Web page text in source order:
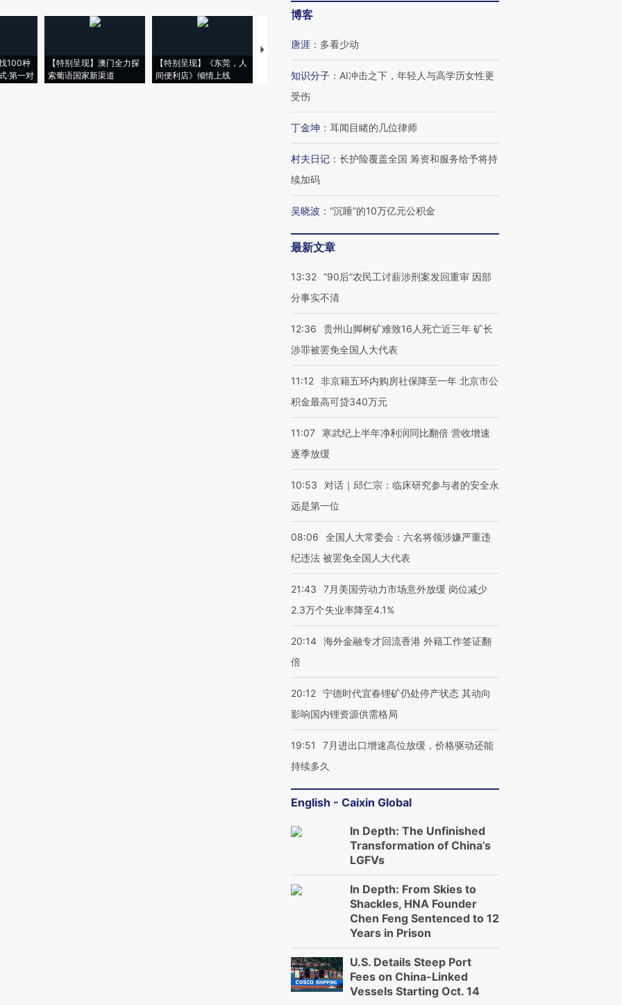
100种
·第一对
【特别呈现】澳门全力探
索葡语国家新渠道
【特别呈现】《东莞，人
间便利店》倾情上线
【推广】走进第四届链博
会，让数智科技“链”接产
【特别呈现】寻找100种
有意思的生活方式·第三对
CFO：不靠规模取胜，华
住三大增长引擎是什么？
博客
唐涯 ： 多看少动
知识分子 ： AI冲击之下，年轻人与高学历女性更
受伤
丁金坤 ： 耳闻目睹的几位律师
村夫日记 ： 长护险覆盖全国 筹资和服务给予将持
续加码
吴晓波 ： “沉睡”的10万亿元公积金
最新文章
13:32 “90后”农民工讨薪涉刑案发回重审 因部
分事实不清
12:36
贵州山脚树矿难致16人死亡近三年 矿长
涉罪被罢免全国人大代表
11:12 非京籍五环内购房社保降至一年 北京市公
积金最高可贷340万元
11:07
寒武纪上半年净利润同比翻倍 营收增速
逐季放缓
10:53
对话｜邱仁宗：临床研究参与者的安全永
远是第一位
08:06
全国人大常委会：六名将领涉嫌严重违
纪违法 被罢免全国人大代表
21:43
7月美国劳动力市场意外放缓 岗位减少
2.3万个失业率降至4.1%
20:14 海外金融专才回流香港 外籍工作签证翻
倍
20:12 宁德时代宜春锂矿仍处停产状态 其动向
影响国内锂资源供需格局
19:51
7月进出口增速高位放缓，价格驱动还能
持续多久
English - Caixin Global
In Depth: The Unfinished
Transformation of China’s
LGFVs
In Depth: From Skies to
Shackles, HNA Founder
Chen Feng Sentenced to 12
Years in Prison
U.S. Details Steep Port
Fees on China-Linked
Vessels Starting Oct. 14